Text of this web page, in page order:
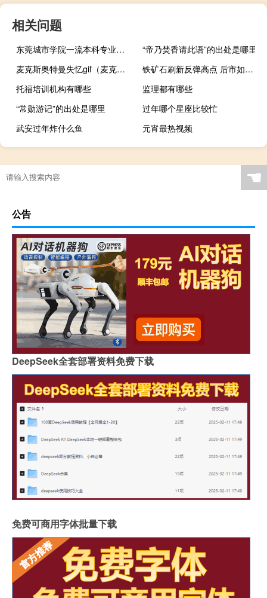
相关问题
东莞城市学院一流本科专业建设名单
“帝乃焚香请此语”的出处是哪里
麦克斯奥特曼失忆gif（麦克斯奥特曼失忆）
铁矿石刷新反弹高点 后市如何看待？
托福培训机构有哪些
监理都有哪些
“常勋游记”的出处是哪里
过年哪个星座比较忙
武安过年炸什么鱼
元宵最热视频
☚
公告
DeepSeek全套部署资料免费下载
免费可商用字体批量下载